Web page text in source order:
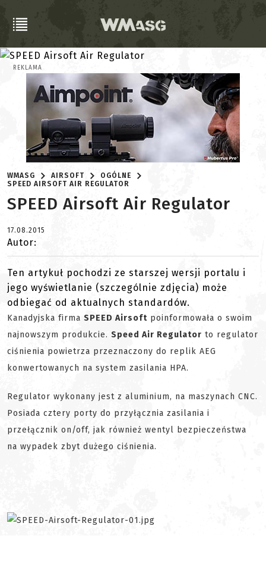
REKLAMA
WMASG AIRSOFT
OGÓLNE
SPEED AIRSOFT AIR REGULATOR
SPEED Airsoft Air Regulator
17.08.2015
Autor:
Ten artykuł pochodzi ze starszej wersji portalu i
jego wyświetlanie (szczególnie zdjęcia) może
odbiegać od aktualnych standardów.
Kanadyjska firma SPEED Airsoft poinformowała o swoim
najnowszym produkcie. Speed Air Regulator to regulator
ciśnienia powietrza przeznaczony do replik AEG
konwertowanych na system zasilania HPA.
Regulator wykonany jest z aluminium, na maszynach CNC.
Posiada cztery porty do przyłącznia zasilania i
przełącznik on/off, jak również wentyl bezpieczeństwa
na wypadek zbyt dużego ciśnienia.